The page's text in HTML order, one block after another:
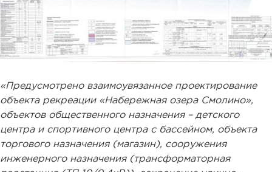
«Предусмотрено взаимоувязанное проектирование
объекта рекреации «Набережная озера Смолино»,
объектов общественного назначения – детского
центра и спортивного центра с бассейном, объекта
торгового назначения (магазин), сооружения
инженерного назначения (трансформаторная